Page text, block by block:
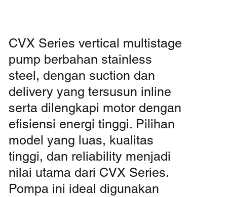
CVX Series vertical multistage
pump berbahan stainless
steel, dengan suction dan
delivery yang tersusun inline
serta dilengkapi motor dengan
efisiensi energi tinggi. Pilihan
model yang luas, kualitas
tinggi, dan reliability menjadi
nilai utama dari CVX Series.
Pompa ini ideal digunakan